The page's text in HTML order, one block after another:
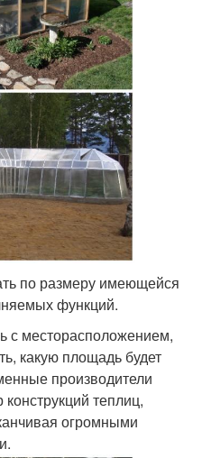
по размеру имеющейся
функций.
с месторасположением,
какую площадь будет
производители
теплиц,
огромными